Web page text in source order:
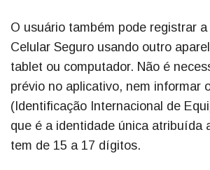
O usuário também pode registrar
Celular Seguro usando outro
tablet ou computador. Não é
prévio no aplicativo, nem informar
(Identificação Internacional de
que é a identidade única atribuída
tem de 15 a 17 dígitos.